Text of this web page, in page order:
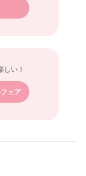
います。
しい！
ェア